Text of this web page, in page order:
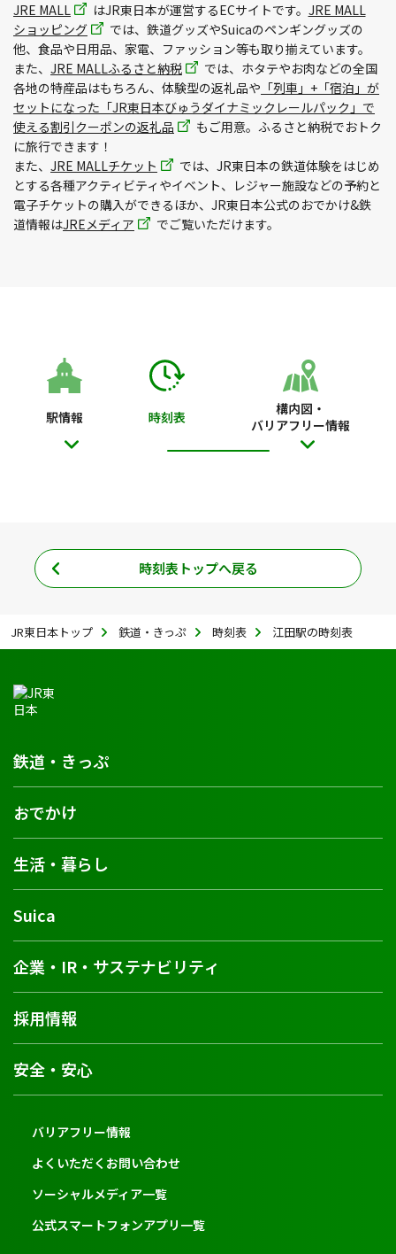
JRE MALL はJR東日本が運営するECサイトです。 JRE MALL
ショッピング
では、鉄道グッズやSuicaのペンギングッズの
他、食品や日用品、家電、ファッション等も取り揃えています。
また、 JRE MALLふるさと納税
では、ホタテやお肉などの全国
各地の特産品はもちろん、体験型の返礼品や 「列車」+「宿泊」が
セットになった「JR東日本びゅうダイナミックレールパック」で
使える割引クーポンの返礼品
もご用意。ふるさと納税でおトク
に旅行できます！
また、 JRE MALLチケット
では、JR東日本の鉄道体験をはじめ
とする各種アクティビティやイベント、レジャー施設などの予約と
電子チケットの購入ができるほか、JR東日本公式のおでかけ&鉄
道情報はJREメディア でご覧いただけます。
駅情報 時刻表
構内図・
バリアフリー情報
時刻表トップへ戻る
JR東日本トップ 鉄道・きっぷ 時刻表 江田駅の時刻表
鉄道・きっぷ
おでかけ
生活・暮らし
Suica
企業・IR・サステナビリティ
採用情報
安全・安心
バリアフリー情報
よくいただくお問い合わせ
ソーシャルメディア一覧
公式スマートフォンアプリ一覧